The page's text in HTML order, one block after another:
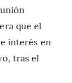
que el
interés en
tras el